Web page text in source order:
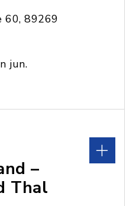
60, 89269
jun.
–
Thal